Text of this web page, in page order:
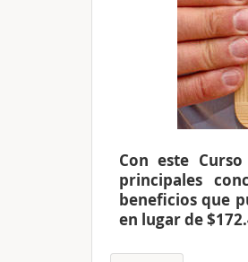
Con este
principales
beneficios que
en lugar de